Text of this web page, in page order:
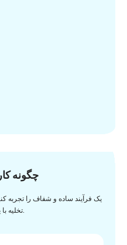
چگونه
یک فرآیند ساده و شفاف را تجربه
تخلیه با یک روند آسان و روان موفقیت آمیز کنید.